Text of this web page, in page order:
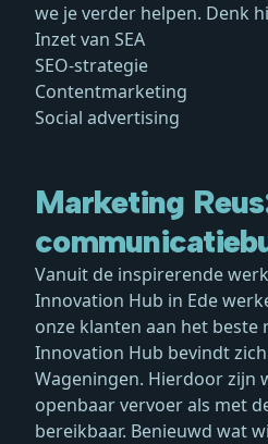
we je verder helpen. Denk
Inzet van SEA
SEO-strategie
Contentmarketing
Social advertising
Marketing
Vanuit de inspirerende
Innovation Hub in Ede
onze klanten aan het beste
Innovation Hub bevindt
Wageningen. Hierdoor zijn
openbaar vervoer als met
bereikbaar. Benieuwd wat